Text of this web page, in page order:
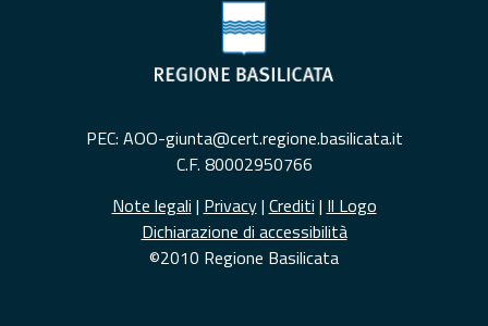
PEC: AOO-giunta@cert.regione.basilicata.it
C.F. 80002950766
Note legali | Privacy| Crediti | Il Logo
Dichiarazione di accessibilità
©2010 Regione Basilicata